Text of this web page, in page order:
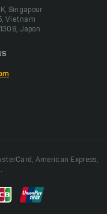
Singapour
Vietnam
Japon
American Express,